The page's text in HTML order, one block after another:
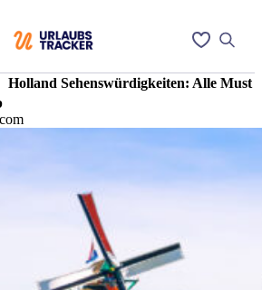
Holland Sehenswürdigkeiten: Alle Must